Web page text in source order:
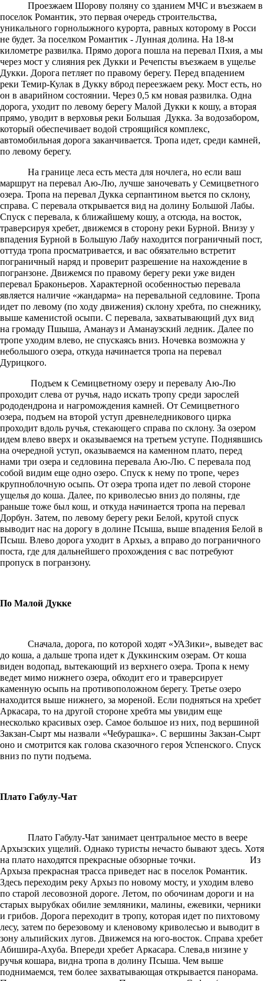
Проезжаем Шорову поляну со зданием МЧС и въезжаем в
поселок Романтик, это первая очередь строительства,
уникального горнолыжного курорта, равных которому в Росси
не будет. За поселком Романтик - Лунная долина. На 18-м
километре развилка. Прямо дорога пошла на перевал Пхия, а мы
через мост у слияния рек Дукки и Речепсты въезжаем в ущелье
Дукки. Дорога петляет по правому берегу. Перед впадением
реки Темир-Кулак в Дукку вброд переезжаем реку. Мост есть, но
он в аварийном состоянии. Через 0,5 км новая развилка. Одна
дорога, уходит по левому берегу Малой Дукки к кошу, а вторая
прямо, уводит в верховья реки Большая Дукка. За водозабором,
который обеспечивает водой строящийся комплекс,
автомобильная дорога заканчивается. Тропа идет, среди камней,
по левому берегу.
На границе леса есть места для ночлега, но если ваш
маршрут на перевал Аю-Лю, лучше заночевать у Семицветного
озера. Тропа на перевал Дукка серпантином вьется по склону,
справа. С перевала открывается вид на долину Большой Лабы.
Спуск с перевала, к ближайшему кошу, а отсюда, на восток,
траверсируя хребет, движемся в сторону реки Бурной. Внизу у
впадения Бурной в Большую Лабу находится пограничный пост,
оттуда тропа просматривается, и вас обязательно встретит
пограничный наряд и проверит разрешение на нахождение в
погранзоне. Движемся по правому берегу реки уже виден
перевал Браконьеров. Характерной особенностью перевала
является наличие «жандарма» на перевальной седловине. Тропа
идет по левому (по ходу движения) склону хребта, по снежнику,
выше каменистой осыпи. С перевала, захватывающий дух вид
на громаду Пшыша, Аманауз и Аманаузский ледник. Далее по
тропе уходим влево, не спускаясь вниз. Ночевка возможна у
небольшого озера, откуда начинается тропа на перевал
Дурицкого.
Подъем к Семицветному озеру и перевалу Аю-Лю
проходит слева от ручья, надо искать тропу среди зарослей
рододендрона и нагромождения камней. От Семицветного
озера, подъем на второй уступ древнеледникового цирка
проходит вдоль ручья, стекающего справа по склону. За озером
идем влево вверх и оказываемся на третьем уступе. Поднявшись
на очередной уступ, оказываемся на каменном плато, перед
нами три озера и седловина перевала Аю-Лю. С перевала под
собой видим еще одно озеро. Спуск к нему по тропе, через
крупноблочную осыпь. От озера тропа идет по левой стороне
ущелья до коша. Далее, по криволесью вниз до поляны, где
раньше тоже был кош, и откуда начинается тропа на перевал
Дорбун. Затем, по левому берегу реки Белой, крутой спуск
выводит нас на дорогу в долине Псыша, выше впадения Белой в
Псыш. Влево дорога уходит в Архыз, а вправо до пограничного
поста, где для дальнейшего прохождения с вас потребуют
пропуск в погранзону.
По Малой Дукке
Сначала, дорога, по которой ходят «УАЗики», выведет вас
до коша, а дальше тропа идет к Дуккинским озерам. От коша
виден водопад, вытекающий из верхнего озера. Тропа к нему
ведет мимо нижнего озера, обходит его и траверсирует
каменную осыпь на противоположном берегу. Третье озеро
находится выше нижнего, за мореной. Если подняться на хребет
Аркасара, то на другой стороне хребта мы увидим еще
несколько красивых озер. Самое большое из них, под вершиной
Закзан-Сырт мы назвали «Чебурашка». С вершины Закзан-Сырт
оно и смотрится как голова сказочного героя Успенского. Спуск
вниз по пути подъема.
Плато Габулу-Чат
Плато Габулу-Чат занимает центральное место в веере
Архызских ущелий. Однако туристы нечасто бывают здесь. Хотя
на плато находятся прекрасные обзорные точки. Из
Архыза прекрасная трасса приведет нас в поселок Романтик.
Здесь переходим реку Архыз по новому мосту, и уходим влево
по старой лесовозной дороге. Летом, по обочинам дороги и на
старых вырубках обилие земляники, малины, ежевики, черники
и грибов. Дорога переходит в тропу, которая идет по пихтовому
лесу, затем по березовому и кленовому криволесью и выводит в
зону альпийских лугов. Движемся на юго-восток. Справа хребет
Абишира-Ахуба. Впереди хребет Аркасара. Слева,в низине у
ручья кошара, видна тропа в долину Псыша. Чем выше
поднимаемся, тем более захватывающая открывается панорама.